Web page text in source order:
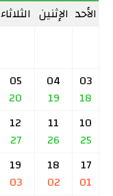
الأحد الإثنين الثلاثاء
03
18
04
19
05
20
10
25
11
26
12
27
17
01
18
02
19
03